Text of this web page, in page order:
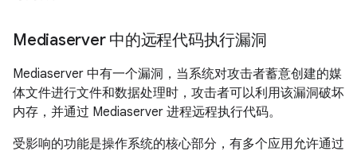
Mediaserver 中的远程代码执行漏洞
Mediaserver 中有一个漏洞，当系统对攻击者蓄意创建的媒
体文件进行文件和数据处理时，攻击者可以利用该漏洞破坏
内存，并通过 Mediaserver 进程远程执行代码。
受影响的功能是操作系统的核心部分，有多个应用允许通过